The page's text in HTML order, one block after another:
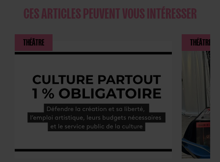
CES ARTICLES PEUVENT VOUS INTÉRESSER
THÉÂTRE THÉÂTRE